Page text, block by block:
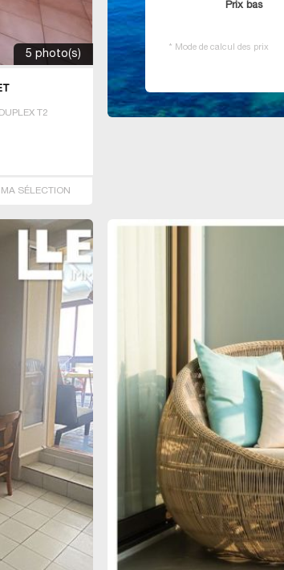
5 photo(s)
T2
SÉLECTION
Prix bas
* Mode de calcul des prix